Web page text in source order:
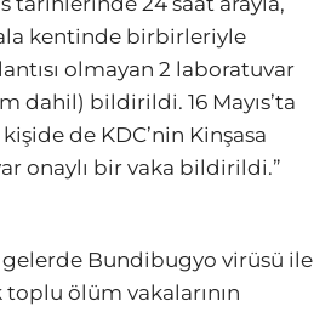
kentinde birbirleriyle
olmayan 2 laboratuvar
dahil) bildirildi. 16 Mayıs’ta
de KDC’nin Kinşasa
onaylı bir vaka bildirildi.”
Bundibugyo virüsü ile
toplu ölüm vakalarının